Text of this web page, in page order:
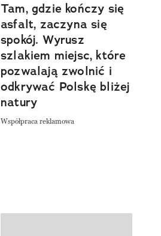
Tam, gdzie kończy się
asfalt, zaczyna się
spokój. Wyrusz
szlakiem miejsc, które
pozwalają zwolnić i
odkrywać Polskę bliżej
natury
Współpraca reklamowa